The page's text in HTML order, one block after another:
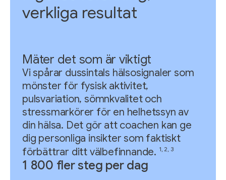
verkliga resultat
Mäter det som är viktigt
Vi spårar dussintals hälsosignaler som
mönster för fysisk aktivitet,
pulsvariation, sömnkvalitet och
stressmarkörer för en helhetssyn av
din hälsa. Det gör att coachen kan ge
dig personliga insikter som faktiskt
förbättrar ditt välbefinnande. 1, 2, 3
1 800 fler steg per dag